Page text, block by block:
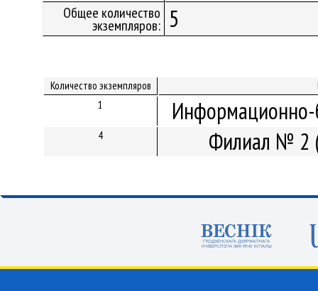
Общее количество
экземпляров: 5
Количество экземпляров
1
Информационно-
4 Филиал № 2